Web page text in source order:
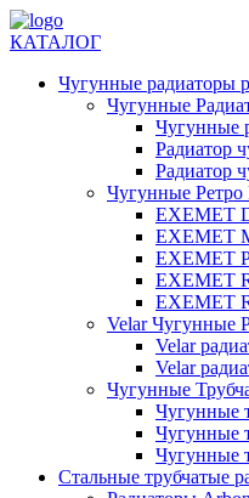
КАТАЛОГ
Чугунные радиаторы
Чугунные
Чугунные
Радиатор
Радиатор
Чугунные
EXEMET
EXEMET
EXEMET
EXEMET
EXEMET
Velar Чугунные
Velar
Velar
Чугунные
Чугунные
Чугунные
Чугунные
Стальные трубчатые